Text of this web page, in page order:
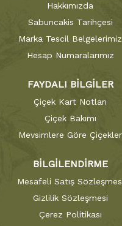
Hakkımızda
Sabuncakis Tarihçesi
Marka Tescil Belgelerimiz
Hesap Numaralarımız
FAYDALI BİLGİLER
Çiçek Kart Notları
Çiçek Bakımı
Mevsimlere Göre Çiçekler
BİLGİLENDİRME
Mesafeli Satış
Gizlilik Sözleşmesi
Çerez Politikası